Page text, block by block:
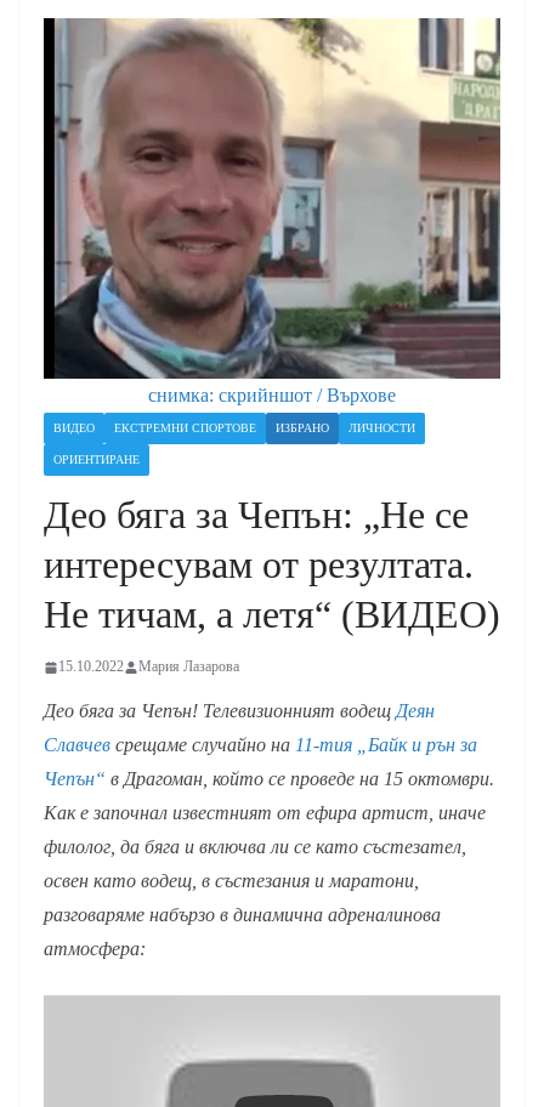
снимка: скрийншот / Върхове
ВИДЕО ЕКСТРЕМНИ СПОРТОВЕ ИЗБРАНО ЛИЧНОСТИ
ОРИЕНТИРАНЕ
Део бяга за Чепън: „Не се
интересувам от резултата.
Не тичам, а летя“ (ВИДЕО)
15.10.2022 Мария Лазарова
Део бяга за Чепън! Телевизионният водещДеян
Славчев срещаме случайно на 11-тия „Байк и рън за
Чепън“ в Драгоман, който се проведе на 15 октомври.
Как е започнал известният от ефира артист, иначе
филолог, да бяга и включва ли се като състезател,
освен като водещ, в състезания и маратони,
разговаряме набързо в динамична адреналинова
атмосфера: